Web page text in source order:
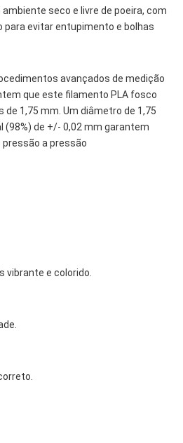
seco e livre de poeira, com
para evitar entupimento e bolhas
avançados de medição
que este filamento PLA fosco
1,75 mm. Um diâmetro de 1,75
(98%) de +/- 0,02 mm garantem
a pressão
vibrante e colorido.